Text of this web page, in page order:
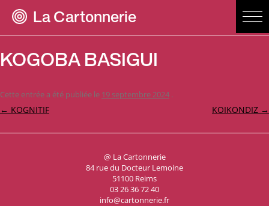
La Cartonnerie
KOGOBA BASIGUI
Cette entrée a été publiée le 19 septembre 2024 .
Navigation
← KOGNITIF KOIKONDIZ →
@ La Cartonnerie
84 rue du Docteur Lemoine
51100 Reims
03 26 36 72 40
info@cartonnerie.fr